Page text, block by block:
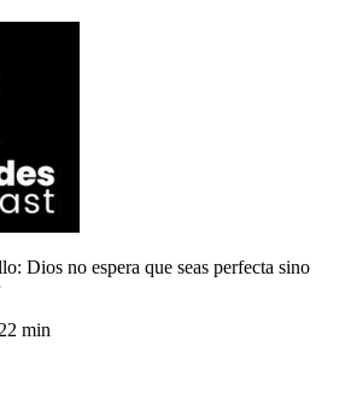
Dios no espera que seas perfecta sino
min